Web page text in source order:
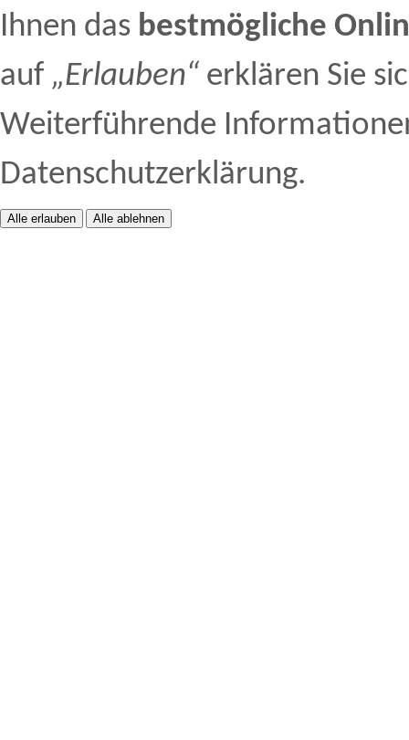
Ihnen das bestmögliche
auf „Erlauben“ erklären Sie
Weiterführende
Datenschutzerklärung.
Alle erlauben Alle ablehnen